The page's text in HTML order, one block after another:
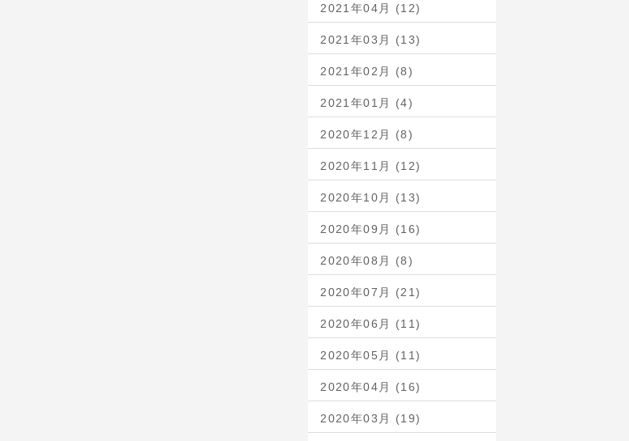
2021年04月 (12)
2021年03月 (13)
2021年02月 (8)
2021年01月 (4)
2020年12月 (8)
2020年11月 (12)
2020年10月 (13)
2020年09月 (16)
2020年08月 (8)
2020年07月 (21)
2020年06月 (11)
2020年05月 (11)
2020年04月 (16)
2020年03月 (19)